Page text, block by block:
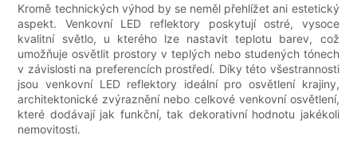
Kromě technických výhod by se neměl přehlížet ani estetický
aspekt. Venkovní LED reflektory poskytují ostré, vysoce
kvalitní světlo, u kterého lze nastavit teplotu barev, což
umožňuje osvětlit prostory v teplých nebo studených tónech
v závislosti na preferencích prostředí. Díky této všestrannosti
jsou venkovní LED reflektory ideální pro osvětlení krajiny,
architektonické zvýraznění nebo celkové venkovní osvětlení,
které dodávají jak funkční, tak dekorativní hodnotu jakékoli
nemovitosti.